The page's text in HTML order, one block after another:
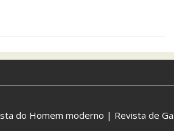
do Homem moderno | Revista de